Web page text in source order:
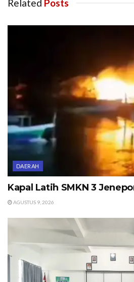
Related Posts
DAERAH
Kapal Latih SMKN 3
AGUSTUS 9, 2026